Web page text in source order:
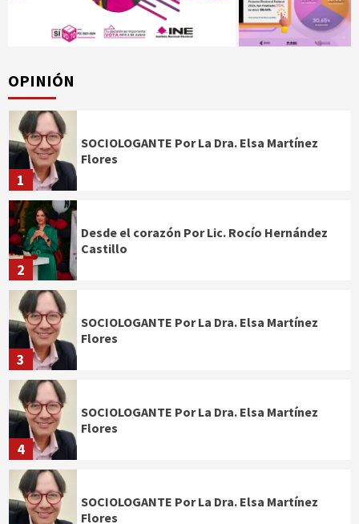
OPINIÓN
1
SOCIOLOGANTE Por La Dra. Elsa Martínez
Flores
2
Desde el corazón Por Lic. Rocío Hernández
Castillo
3
SOCIOLOGANTE Por La Dra. Elsa Martínez
Flores
4
SOCIOLOGANTE Por La Dra. Elsa Martínez
Flores
SOCIOLOGANTE Por La Dra. Elsa Martínez
Flores